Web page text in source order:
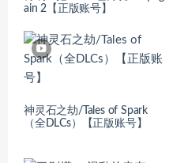
ain 2【正版账号】
神灵石之劫/Tales of Spark
（全DLCs）【正版账号】